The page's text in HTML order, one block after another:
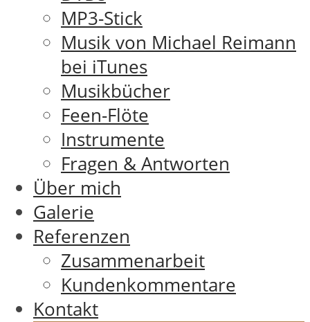
MP3-Stick
Musik von Michael Reimann
bei iTunes
Musikbücher
Feen-Flöte
Instrumente
Fragen & Antworten
Über mich
Galerie
Referenzen
Zusammenarbeit
Kundenkommentare
Kontakt